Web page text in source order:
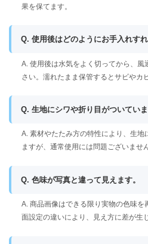
果を保てます。
Q. 使用後はどのようにお手入れす
A. 使用後は水気をよく切ってから、
さい。濡れたまま保管するとサビやカ
Q. 生地にシワや折り目がついてい
A. 素材やたたみ方の特性により、生地
ますが、通常使用には問題ございません
Q. 色味が写真と違って見えます。
A. 商品画像はできる限り実物の色味
面設定の違いにより、見え方に差が生